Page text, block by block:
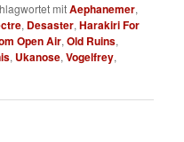
mitAephanemer,
, Desaster,Harakiri For
Open Air,Old Ruins,
, Ukanose,Vogelfrey,